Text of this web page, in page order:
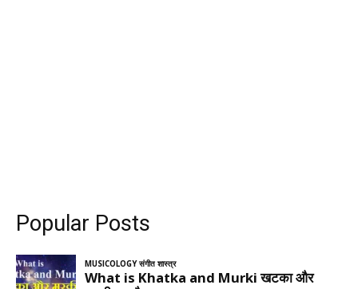
Popular Posts